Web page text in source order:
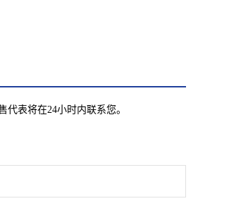
代表将在24小时内联系您。